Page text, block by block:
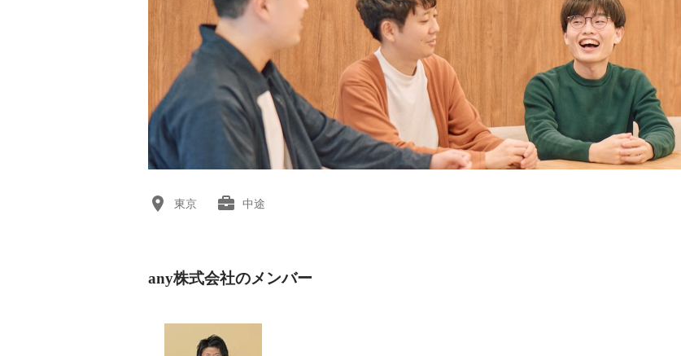
東京 中途
any株式会社のメンバー